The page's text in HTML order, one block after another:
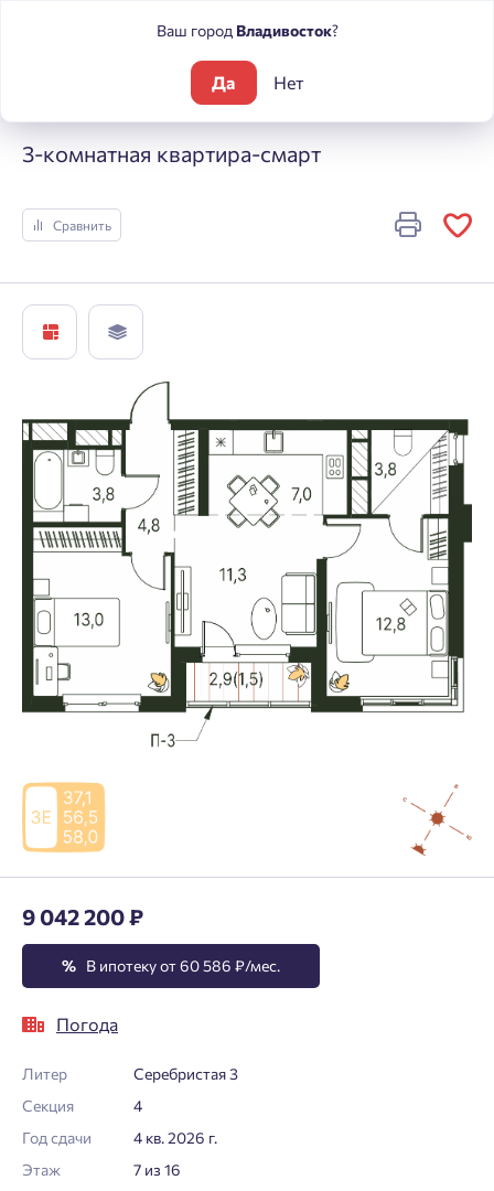
Погода
3-комнатная квартира-смарт
Сравнить
9 042 200 ₽
% В ипотеку от 60 586 ₽/мес.
Погода
Литер
Серебристая 3
Секция
4
Год сдачи
4 кв. 2026 г.
Этаж
7 из 16
Ваш город Владивосток?
Да Нет